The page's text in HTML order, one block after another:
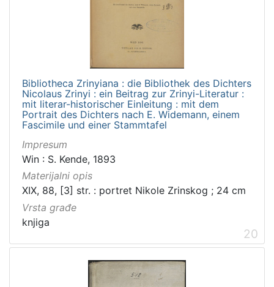
Bibliotheca Zrinyiana : die Bibliothek des Dichters
Nicolaus Zrinyi : ein Beitrag zur Zrinyi-Literatur :
mit literar-historischer Einleitung : mit dem
Portrait des Dichters nach E. Widemann, einem
Fascimile und einer Stammtafel
Impresum
Win : S. Kende, 1893
Materijalni opis
XIX, 88, [3] str. : portret Nikole Zrinskog ; 24 cm
Vrsta građe
knjiga
20